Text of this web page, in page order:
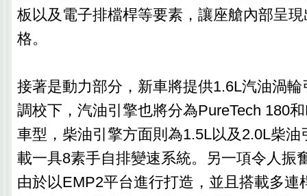
板以及電子排檔桿等要素，讓座艙內部呈
格。
接著是動力部分，新車將提供1.6L汽油渦
調校下，汽油引擎也將分為PureTech 180
車型，柴油引擎方面則為1.5L以及2.0L柴油
載一具8素手自排變速系統。另一項令人振
由於以EMP2平台進行打造，並且搭載多連